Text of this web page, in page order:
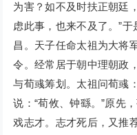
为害？如不及时扶正朝廷
虑此事，也来不及了。”
昌。天子任命太祖为大将
令。经常居于朝中理朝政
与荀彧筹划。太祖问荀彧
说：“荀攸、钟繇。”原先
戏志才。志才死后，又推